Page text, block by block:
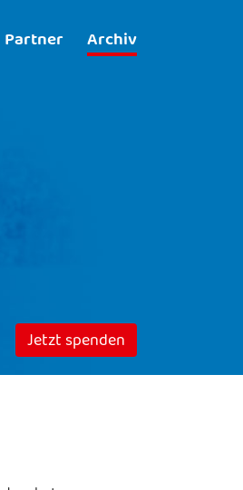
Partner Archiv
Jetzt spenden